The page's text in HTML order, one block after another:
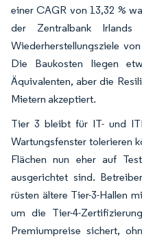
einer CAGR von 13,32 %
der Zentralbank
Wiederherstellungsziele
Die Baukosten liegen
Äquivalenten, aber die
Mietern akzeptiert.
Tier 3 bleibt für IT- und
Wartungsfenster tolerieren
Flächen nun eher auf
ausgerichtet sind.
rüsten ältere Tier-3-Hallen
um die Tier-4-
Premiumpreise sichert,